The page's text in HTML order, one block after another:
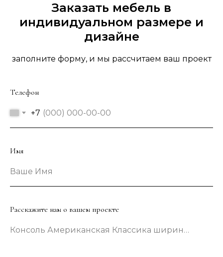
Заказать мебель в
индивидуальном размере и
дизайне
заполните форму, и мы рассчитаем ваш проект
Телефон
+7
Имя
Ваше Имя
Расскажите нам о вашем проекте
Консоль Американская Классика шириной 133 сантиметра в зеленом цвете